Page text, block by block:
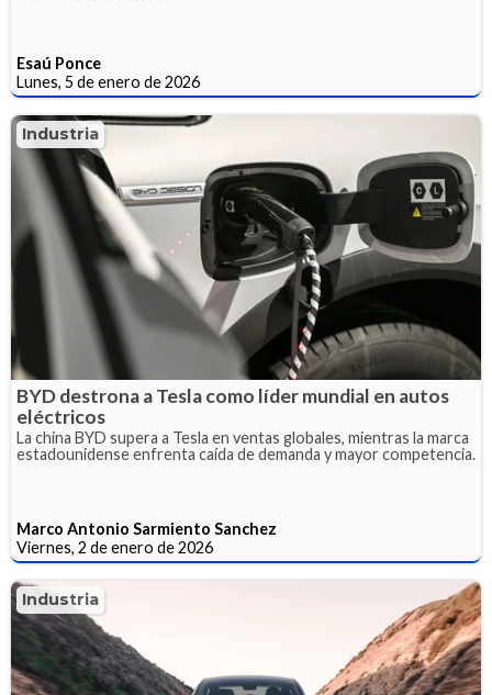
Esaú Ponce
Lunes, 5 de enero de 2026
Industria
BYD destrona a Tesla como líder mundial en autos
eléctricos
La china BYD supera a Tesla en ventas globales, mientras la marca
estadounidense enfrenta caída de demanda y mayor competencia.
Marco Antonio Sarmiento Sanchez
Viernes, 2 de enero de 2026
Industria